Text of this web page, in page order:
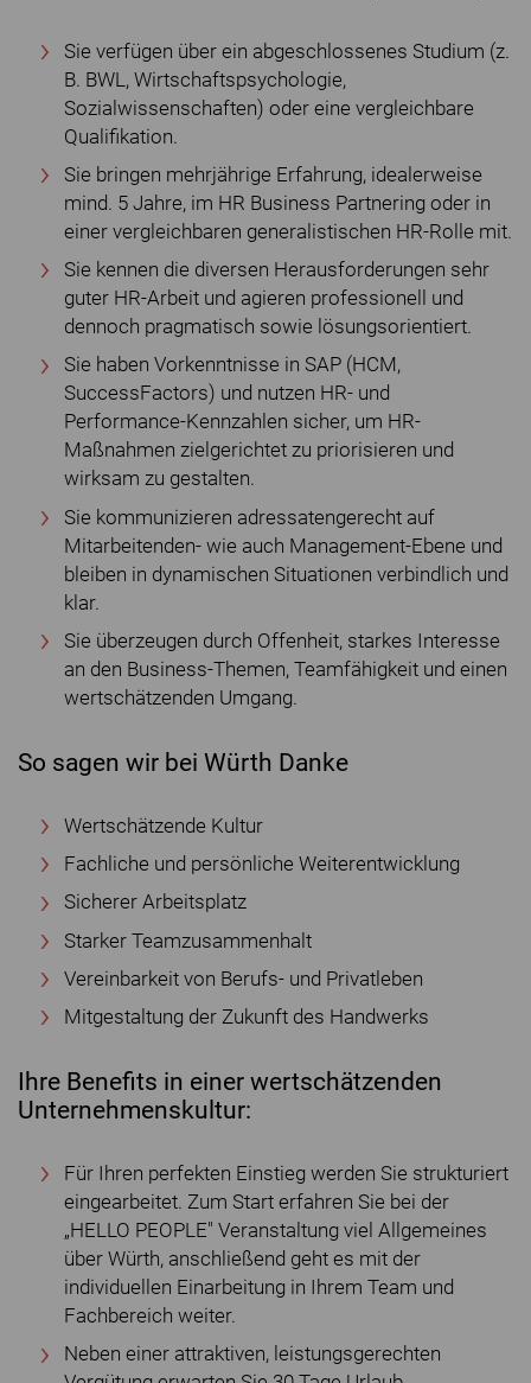
Sie verfügen über ein abgeschlossenes Studium (z.
B. BWL, Wirtschaftspsychologie,
Sozialwissenschaften) oder eine vergleichbare
Qualifikation.
Sie bringen mehrjährige Erfahrung, idealerweise
mind. 5 Jahre, im HR Business Partnering oder in
einer vergleichbaren generalistischen HR-Rolle mit.
Sie kennen die diversen Herausforderungen sehr
guter HR-Arbeit und agieren professionell und
dennoch pragmatisch sowie lösungsorientiert.
Sie haben Vorkenntnisse in SAP (HCM,
SuccessFactors) und nutzen HR- und
Performance-Kennzahlen sicher, um HR-
Maßnahmen zielgerichtet zu priorisieren und
wirksam zu gestalten.
Sie kommunizieren adressatengerecht auf
Mitarbeitenden- wie auch Management-Ebene und
bleiben in dynamischen Situationen verbindlich und
klar.
Sie überzeugen durch Offenheit, starkes Interesse
an den Business-Themen, Teamfähigkeit und einen
wertschätzenden Umgang.
So sagen wir bei Würth Danke
Wertschätzende Kultur
Fachliche und persönliche Weiterentwicklung
Sicherer Arbeitsplatz
Starker Teamzusammenhalt
Vereinbarkeit von Berufs- und Privatleben
Mitgestaltung der Zukunft des Handwerks
Ihre Benefits in einer wertschätzenden
Unternehmenskultur:
Für Ihren perfekten Einstieg werden Sie strukturiert
eingearbeitet. Zum Start erfahren Sie bei der
„HELLO PEOPLE" Veranstaltung viel Allgemeines
über Würth, anschließend geht es mit der
individuellen Einarbeitung in Ihrem Team und
Fachbereich weiter.
Neben einer attraktiven, leistungsgerechten